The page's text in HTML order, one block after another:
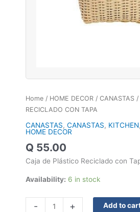
Home / HOME DECOR / CANASTAS /
RECICLADO CON TAPA
CANASTAS, CANASTAS, KITCHEN
HOME DECOR
Q 55.00
Caja de Plástico Reciclado con
Availability: 6 in stock
- + Add to